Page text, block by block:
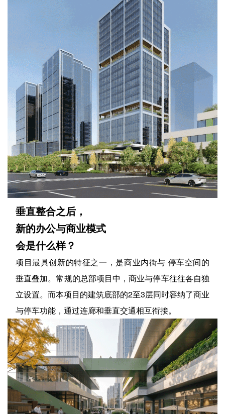
垂直整合之后，
新的办公与商业模式
会是什么样？
项目最具创新的特征之一，是商业内街与 停车空间的
垂直叠加。常规的总部项目中，商业与停车往往各自独
立设置。而本项目的建筑底部的2至3层同时容纳了商业
与停车功能，通过连廊和垂直交通相互衔接。